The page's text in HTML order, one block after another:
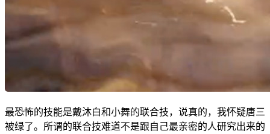
最恐怖的技能是戴沐白和小舞的联合技，说真的，我怀疑唐三
被绿了。所谓的联合技难道不是跟自己最亲密的人研究出来的